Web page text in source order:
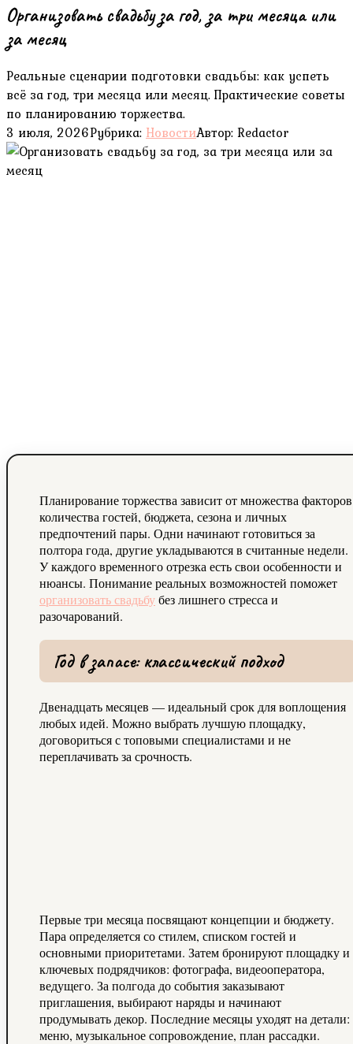
Организовать свадьбу за год, за три месяца или
за месяц
Реальные сценарии подготовки свадьбы: как успеть
всё за год, три месяца или месяц. Практические советы
по планированию торжества.
3 июля, 2026Рубрика: НовостиАвтор: Redactor
Планирование торжества зависит от множества
количества гостей, бюджета, сезона и личных
предпочтений пары. Одни начинают готовиться за
полтора года, другие укладываются в считанные недели.
У каждого временного отрезка есть свои особенности и
нюансы. Понимание реальных возможностей поможет
организовать свадьбубез лишнего стресса и
разочарований.
Год в запасе: классический подход
Двенадцать месяцев — идеальный срок для воплощения
любых идей. Можно выбрать лучшую площадку,
договориться с топовыми специалистами и не
переплачивать за срочность.
Первые три месяца посвящают концепции и бюджету.
Пара определяется со стилем, списком гостей и
основными приоритетами. Затем бронируют площадку и
ключевых подрядчиков: фотографа, видеооператора,
ведущего. За полгода до события заказывают
приглашения, выбирают наряды и начинают
продумывать декор. Последние месяцы уходят на детали:
меню, музыкальное сопровождение, план рассадки.